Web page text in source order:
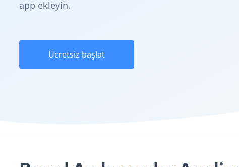
app ekleyin.
Ücretsiz başlat